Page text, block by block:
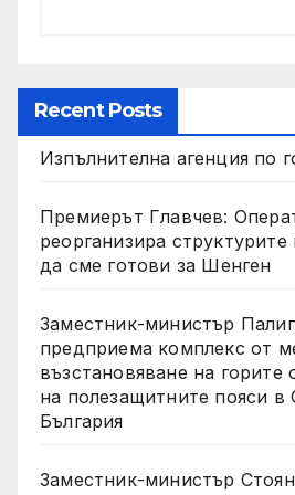
Recent Posts
Изпълнителна агенция по
Премиерът Главчев:
реорганизира
да сме готови за Шенген
Заместник-министър
предприема комплекс от
възстановяване на горите
на полезащитните пояси в
България
Заместник-министър